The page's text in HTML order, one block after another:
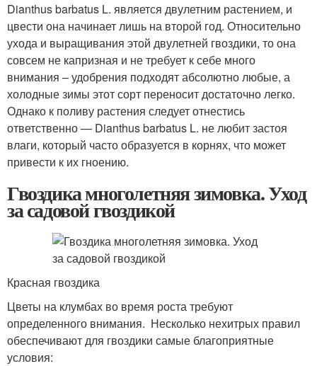
Dianthus barbatus L. является двулетним растением, и
цвести она начинает лишь на второй год. Относительно
ухода и выращивания этой двулетней гвоздики, то она
совсем не капризная и не требует к себе много
внимания – удобрения подходят абсолютно любые, а
холодные зимы этот сорт переносит достаточно легко.
Однако к поливу растения следует отнестись
ответственно — Dianthus barbatus L. не любит застоя
влаги, который часто образуется в корнях, что может
привести к их гноению.
Гвоздика многолетняя зимовка. Уход
за садовой гвоздикой
Красная гвоздика
Цветы на клумбах во время роста требуют
определенного внимания. Несколько нехитрых правил
обеспечивают для гвоздики самые благоприятные
условия: